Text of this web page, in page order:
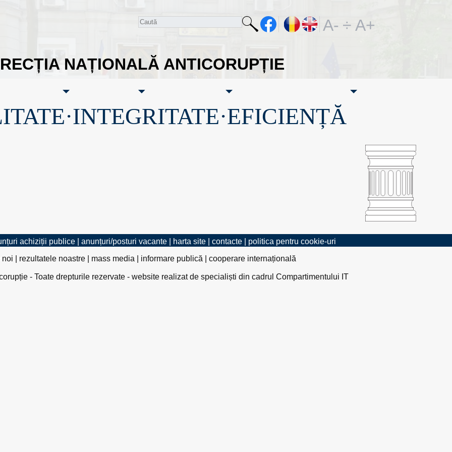
NAȚIONALĂ ANTICORUPȚIE
A- ÷ A+
achiziții publice| anunțuri/posturi vacante| harta site| contacte| politica pentru cookie-uri
noi rezultatele noastre| mass media informare publică cooperare internațională
- Toate drepturile rezervate - website realizat de specialiști din cadrul Compartimentului IT